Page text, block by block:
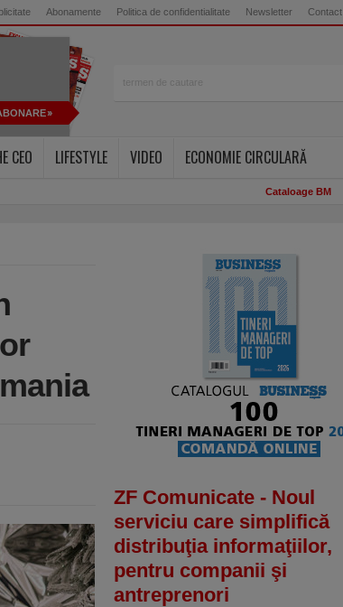
Abonamente Politica de confidentialitate Newsletter Contact
CEO LIFESTYLE VIDEO
ECONOMIE CIRCULARĂ
Cataloage BM
ZF Comunicate - Noul
serviciu care simplifică
distribuţia informaţiilor,
pentru companii şi
antreprenori